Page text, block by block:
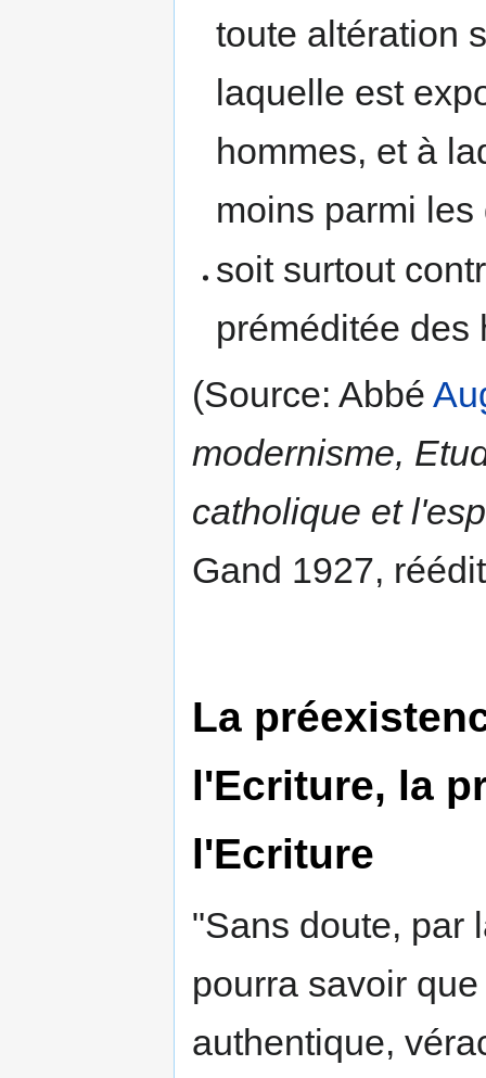
toute altération
laquelle est
hommes, et à
moins parmi
soit surtout
préméditée des
(Source: Abbé
modernisme,
catholique et
Gand 1927,
La
l'Ecriture, la
l'Ecriture
"Sans doute, par
pourra savoir
authentique,